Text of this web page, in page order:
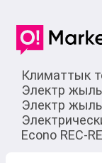
Климаттык
Электр
Электр
Econo REC-